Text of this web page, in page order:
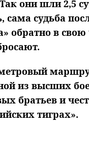
они шли 2,5
сама судьба
обратно в
из высших
братьев и
тиграх».